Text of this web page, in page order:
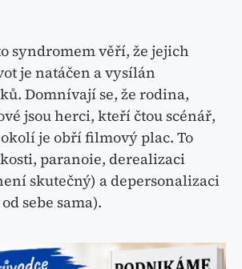
syndromem věří, že jejich
je natáčen a vysílán
Domnívají se, že rodina,
jsou herci, kteří čtou scénář,
je obří filmový plac. To
paranoie, derealizaci
skutečný) a depersonalizaci
sebe sama).